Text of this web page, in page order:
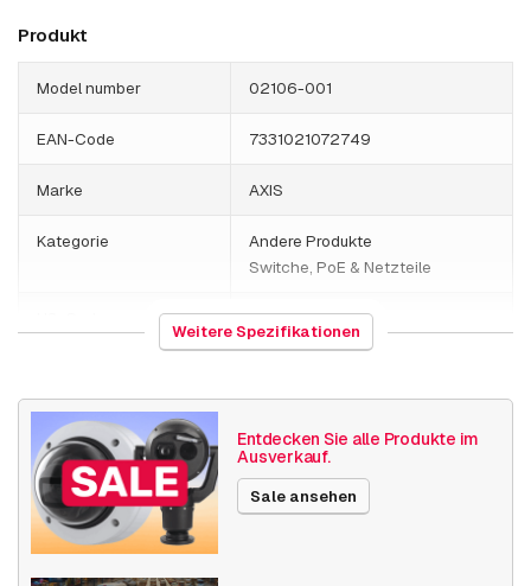
AXIS XF P3807
AXIS ASKD02-T Cable Kit 95m
Produkt
Model number 02106-001
EAN-Code 7331021072749
Marke AXIS
Kategorie
Andere Produkte
Switche, PoE & Netzteile
851762
Gewicht
Größe (lxbxh)
Switche, PoE &
Netzteile
Switch unmanaged PoE
Weitere Spezifikationen
Entdecken Sie alle Produkte im
Ausverkauf.
Sale ansehen